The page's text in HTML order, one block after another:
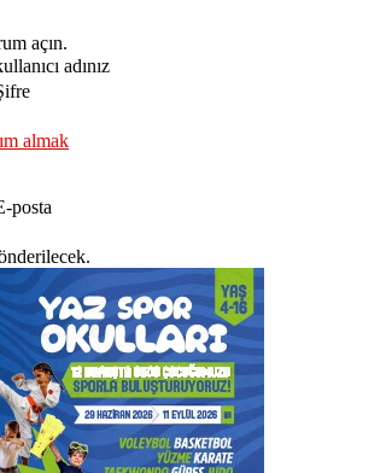
açın.
adınız
almak
posta